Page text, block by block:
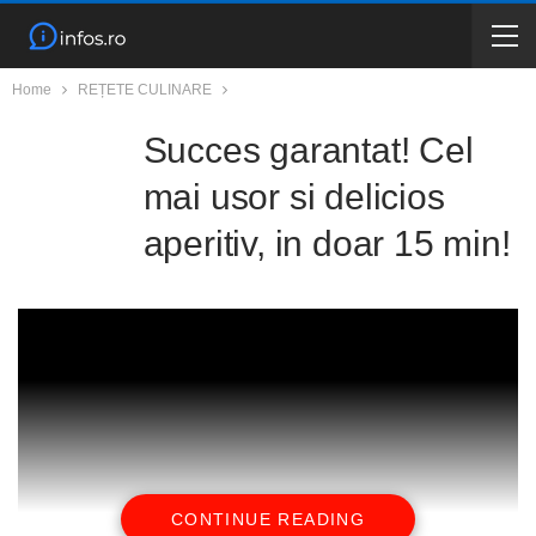
Home REȚETE CULINARE
Succes garantat! Cel
mai usor si delicios
aperitiv, in doar 15 min!
CONTINUE READING